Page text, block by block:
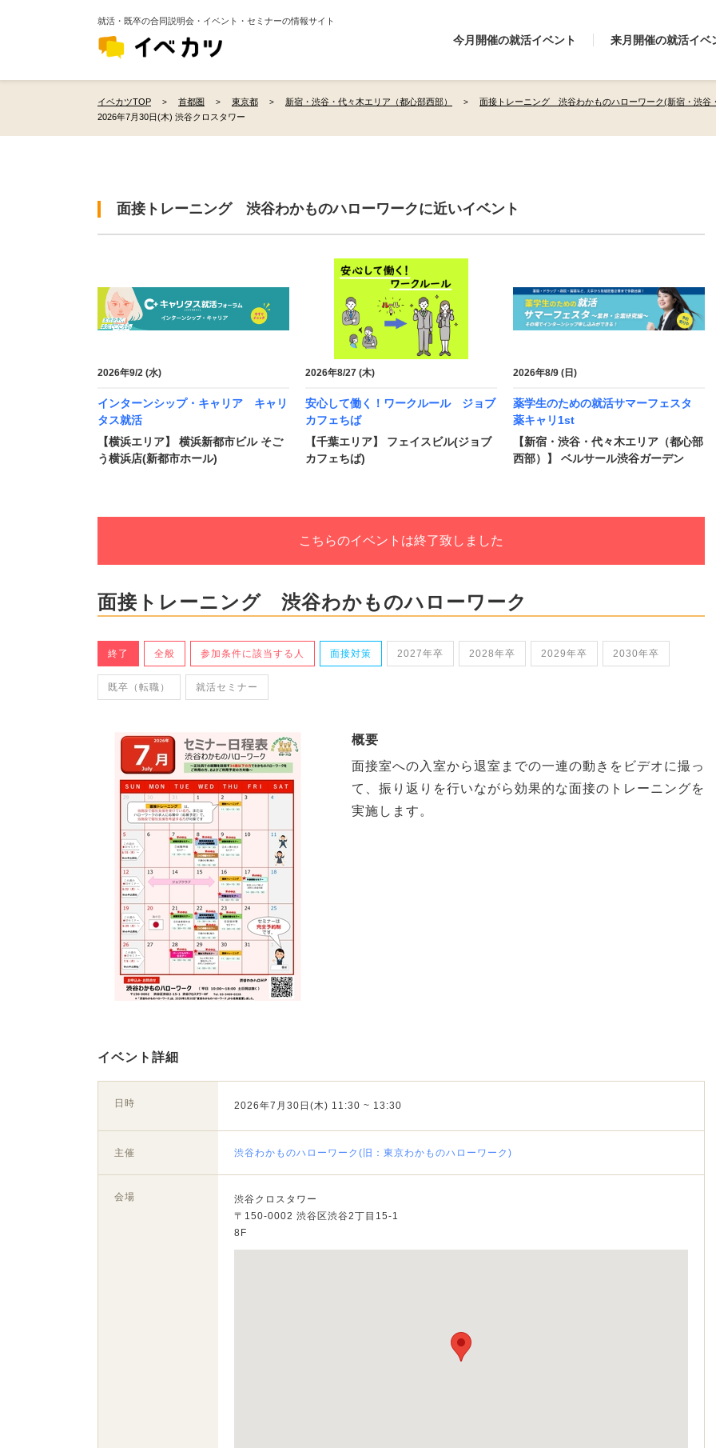
就活・既卒の合同説明会・イベント・セミナーの情報サイト
今月開催の就活イベント 来月開催の就活イベ
イベカツTOP 首都圏 東京都 新宿・渋谷・代々木エリア（都心部西部）
面接トレーニング 渋谷わかものハローワーク(新宿・渋谷
2026年7月30日(木) 渋谷クロスタワー
面接トレーニング 渋谷わかものハローワークに近いイベント
2026年9/2 (水)
インターンシップ・キャリア キャリ
タス就活
【横浜エリア】 横浜新都市ビル そご
う横浜店(新都市ホール)
2026年8/27 (木)
安心して働く！ワークルール ジョブ
カフェちば
【千葉エリア】 フェイスビル(ジョブ
カフェちば)
2026年8/9 (日)
薬学生のための就活サマーフェスタ
薬キャリ1st
【新宿・渋谷・代々木エリア（都心部
西部）】 ベルサール渋谷ガーデン
こちらのイベントは終了致しました
面接トレーニング 渋谷わかものハローワーク
終了 全般 参加条件に該当する人 面接対策 2027年卒 2028年卒 2029年卒 2030年卒
既卒（転職） 就活セミナー
概要
面接室への入室から退室までの一連の動きをビデオに撮っ
て、振り返りを行いながら効果的な面接のトレーニングを
実施します。
イベント詳細
日時 2026年7月30日(木) 11:30 ~ 13:30
主催 渋谷わかものハローワーク(旧：東京わかものハローワーク)
会場
渋谷クロスタワー
〒150-0002 渋谷区渋谷2丁目15-1
8F